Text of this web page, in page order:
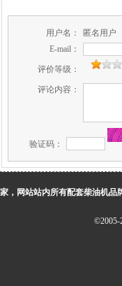
用户名：
匿名用户
E-mail：
评价等级：
评论内容：
验证码：
，网站站内所有配套柴油机